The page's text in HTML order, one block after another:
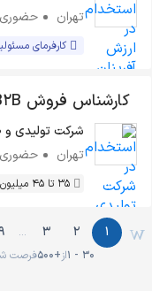
تهران
حضوری
کارفرمای
کارشناس فروش B2B
شرکت تولیدی
تهران
حضوری
35 تا 45 میلیون تومان
1
2
3
…
1 - 30از500+فرصت